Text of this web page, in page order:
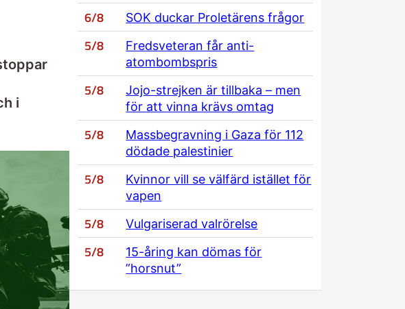
i
6/8 SOK duckar Proletärens frågor
5/8
Fredsveteran får anti-
atombombspris
5/8
Jojo-strejken är tillbaka – men
för att vinna krävs omtag
5/8
Massbegravning i Gaza för 112
dödade palestinier
5/8
Kvinnor vill se välfärd istället för
vapen
5/8 Vulgariserad valrörelse
5/8
15-åring kan dömas för
”horsnut”